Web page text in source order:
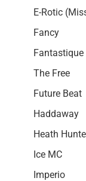
E-Rotic
Fancy
Fantastique
The Free
Future Beat
Haddaway
Heath
Ice MC
Imperio